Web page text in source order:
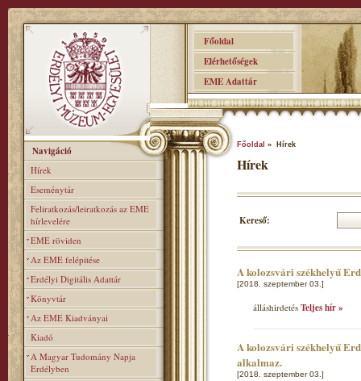
Főoldal
Elérhetőségek
EME Adattár
Navigáció
Hírek
Eseménytár
Feliratkozás/leiratkozás az EME
hírlevelére
EME röviden
Az EME felépitése
Erdélyi Digitális Adattár
Könyvtár
Az EME Kiadványai
Kiadó
A Magyar Tudomány Napja
Erdélyben
Főoldal » Hírek
Hírek
Kereső:
A kolozsvári székhelyű
[2018. szeptember 03.]
álláshirdetés Teljes hír »
A kolozsvári székhelyű
alkalmaz.
[2018. szeptember 03.]